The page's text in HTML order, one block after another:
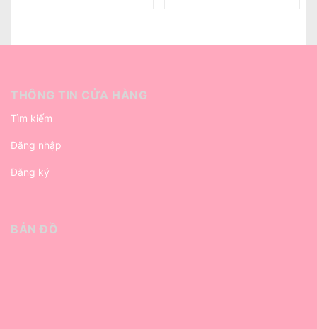
THÔNG TIN CỬA HÀNG
Tìm kiếm
Đăng nhập
Đăng ký
BẢN ĐỒ